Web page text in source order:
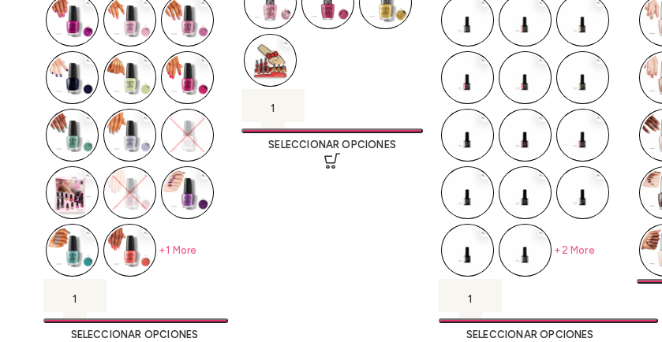
+1 More
SELECCIONAR OPCIONES
SELECCIONAR OPCIONES
+2 More
SELECCIONAR OPCIONES